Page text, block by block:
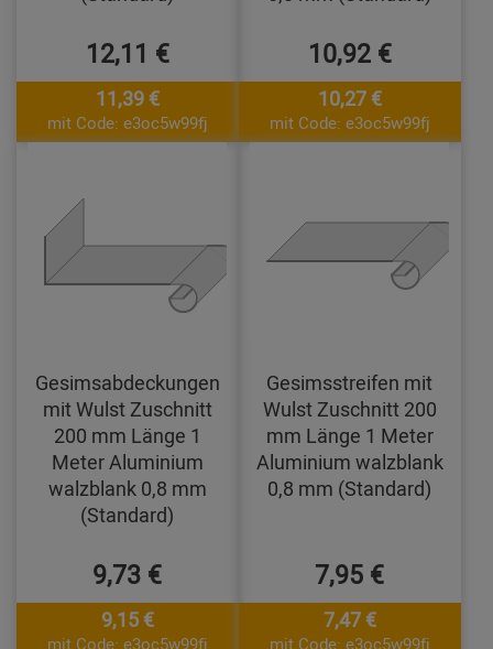
12,11 €
11,39 €
mit Code: e3oc5w99fj
10,92 €
10,27 €
mit Code: e3oc5w99fj
Gesimsabdeckungen
mit Wulst Zuschnitt
200 mm Länge 1
Meter Aluminium
walzblank 0,8 mm
(Standard)
9,73 €
9,15 €
mit Code: e3oc5w99fj
Gesimsstreifen mit
Wulst Zuschnitt 200
mm Länge 1 Meter
Aluminium walzblank
0,8 mm (Standard)
7,95 €
7,47 €
mit Code: e3oc5w99fj